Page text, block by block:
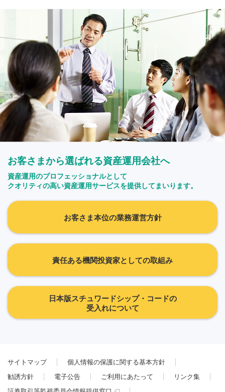
お客さまから選ばれる資産運用会社へ
資産運用のプロフェッショナルとして
クオリティの高い資産運用サービスを提供してまいります。
お客さま本位の業務運営方針
責任ある機関投資家としての取組み
日本版スチュワードシップ・コードの
受入れについて
サイトマップ
個人情報の保護に関する基本方針
勧誘方針
電子公告 ご利用にあたって
リンク集